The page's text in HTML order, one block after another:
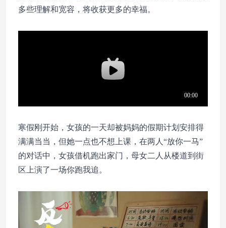
多些理解和宽容，将收获更多的幸福。
寒假刚开始，女孩的一天却被妈妈的假期计划安排得
满满当当，但她一点也不想上课，在两人“放你一马”
的对话中，女孩借机跑出家门，母女二人从楼道到街
区上演了一场你跑我追。